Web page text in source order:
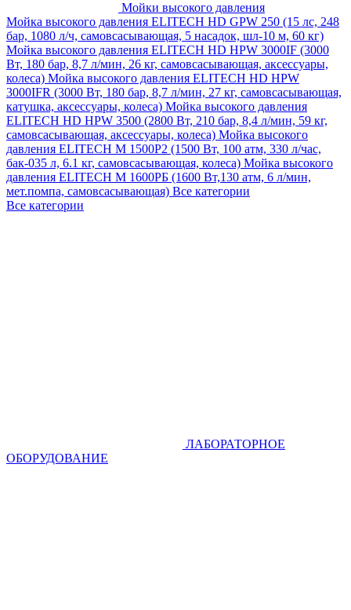
Мойки высокого давления
Мойка высокого давления ELITECH HD GPW 250 (15 лс, 248
бар, 1080 л/ч, самовсасывающая, 5 насадок, шл-10 м, 60 кг)
Мойка высокого давления ELITECH HD HPW 3000IF (3000
Вт, 180 бар, 8,7 л/мин, 26 кг, самовсасывающая, аксессуары,
колеса) Мойка высокого давления ELITECH HD HPW
3000IFR (3000 Вт, 180 бар, 8,7 л/мин, 27 кг, самовсасывающая,
катушка, аксессуары, колеса) Мойка высокого давления
ELITECH HD HPW 3500 (2800 Вт, 210 бар, 8,4 л/мин, 59 кг,
самовсасывающая, аксессуары, колеса) Мойка высокого
давления ELITECH M 1500P2 (1500 Вт, 100 атм, 330 л/час,
бак-035 л, 6.1 кг, самовсасывающая, колеса) Мойка высокого
давления ELITECH М 1600РБ (1600 Вт,130 атм, 6 л/мин,
мет.помпа, самовсасывающая) Все категории
Все категории
ЛАБОРАТОРНОЕ
ОБОРУДОВАНИЕ